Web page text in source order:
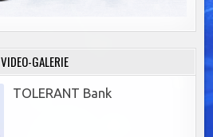
VIDEO-GALERIE
TOLERANT Bank